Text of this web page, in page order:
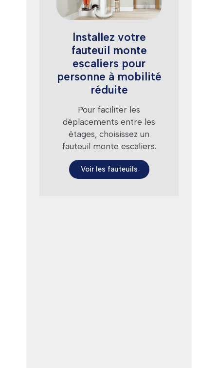
Installez votre
fauteuil monte
escaliers pour
personne à mobilité
réduite
Pour faciliter les
déplacements entre les
étages, choisissez un
fauteuil monte escaliers.
Voir les fauteuils